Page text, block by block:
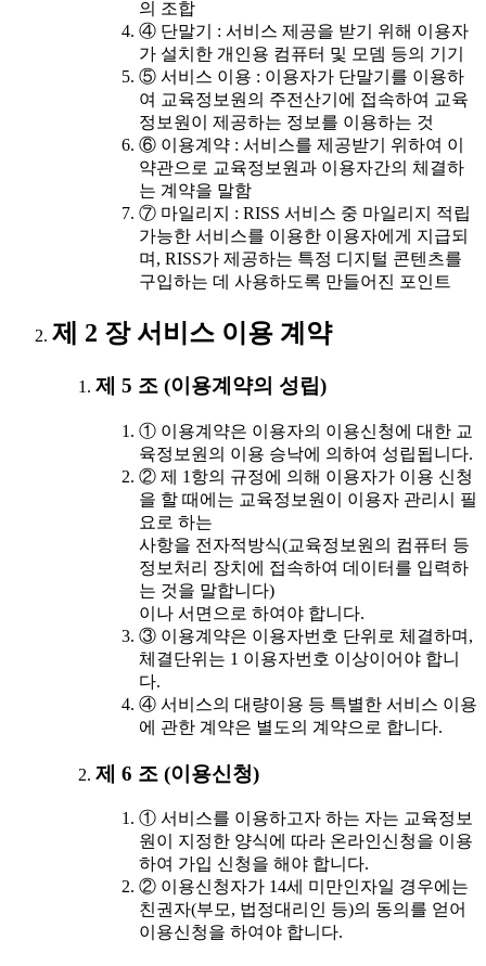
의 조합
④ 단말기 : 서비스 제공을 받기 위해 이용자
가 설치한 개인용 컴퓨터 및 모뎀 등의 기기
⑤ 서비스 이용 : 이용자가 단말기를 이용하
여 교육정보원의 주전산기에 접속하여 교육
정보원이 제공하는 정보를 이용하는 것
⑥ 이용계약 : 서비스를 제공받기 위하여 이
약관으로 교육정보원과 이용자간의 체결하
는 계약을 말함
⑦ 마일리지 : RISS 서비스 중 마일리지 적립
가능한 서비스를 이용한 이용자에게 지급되
며, RISS가 제공하는 특정 디지털 콘텐츠를
구입하는 데 사용하도록 만들어진 포인트
제 2 장 서비스 이용 계약
제 5 조 (이용계약의 성립)
① 이용계약은 이용자의 이용신청에 대한 교
육정보원의 이용 승낙에 의하여 성립됩니다.
② 제 1항의 규정에 의해 이용자가 이용 신청
을 할 때에는 교육정보원이 이용자 관리시 필
요로 하는
사항을 전자적방식(교육정보원의 컴퓨터 등
정보처리 장치에 접속하여 데이터를 입력하
는 것을 말합니다)
이나 서면으로 하여야 합니다.
③ 이용계약은 이용자번호 단위로 체결하며,
체결단위는 1 이용자번호 이상이어야 합니
다.
④ 서비스의 대량이용 등 특별한 서비스 이용
에 관한 계약은 별도의 계약으로 합니다.
제 6 조 (이용신청)
① 서비스를 이용하고자 하는 자는 교육정보
원이 지정한 양식에 따라 온라인신청을 이용
하여 가입 신청을 해야 합니다.
② 이용신청자가 14세 미만인자일 경우에는
친권자(부모, 법정대리인 등)의 동의를 얻어
이용신청을 하여야 합니다.